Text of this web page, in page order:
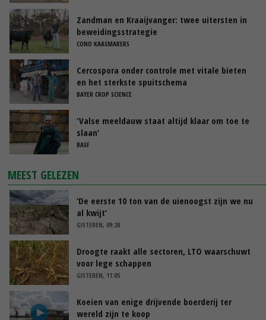
Zandman en Kraaijvanger: twee uitersten in
beweidingsstrategie
CONO KAASMAKERS
Cercospora onder controle met vitale bieten
en het sterkste spuitschema
BAYER CROP SCIENCE
‘Valse meeldauw staat altijd klaar om toe te
slaan’
BASF
MEEST GELEZEN
‘De eerste 10 ton van de uienoogst zijn we nu
al kwijt’
GISTEREN, 09:28
Droogte raakt alle sectoren, LTO waarschuwt
voor lege schappen
GISTEREN, 11:05
Koeien van enige drijvende boerderij ter
wereld zijn te koop